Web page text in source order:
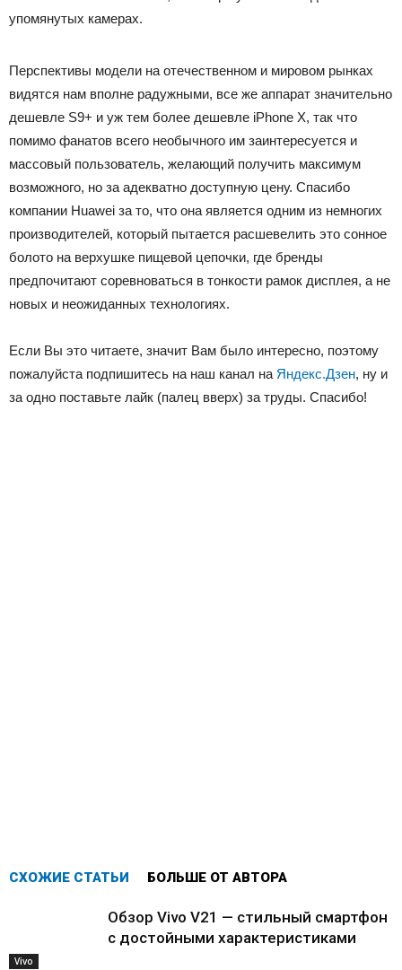
упомянутых камерах.
Перспективы модели на отечественном и мировом рынках
видятся нам вполне радужными, все же аппарат значительно
дешевле S9+ и уж тем более дешевле iPhone X, так что
помимо фанатов всего необычного им заинтересуется и
массовый пользователь, желающий получить максимум
возможного, но за адекватно доступную цену. Спасибо
компании Huawei за то, что она является одним из немногих
производителей, который пытается расшевелить это сонное
болото на верхушке пищевой цепочки, где бренды
предпочитают соревноваться в тонкости рамок дисплея, а не
новых и неожиданных технологиях.
Если Вы это читаете, значит Вам было интересно, поэтому
пожалуйста подпишитесь на наш канал на Яндекс.Дзен, ну и
за одно поставьте лайк (палец вверх) за труды. Спасибо!
СХОЖИЕ СТАТЬИ БОЛЬШЕ ОТ АВТОРА
Vivo
Обзор Vivo V21 — стильный смартфон
с достойными характеристиками